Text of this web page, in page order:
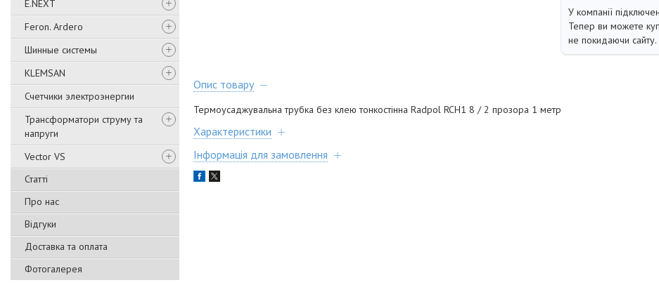
E.NEXT
Feron. Ardero
Шинные системы
KLEMSAN
Счетчики электроэнергии
Трансформатори струму та
напруги
Vector VS
Статті
Про нас
Відгуки
Доставка та оплата
Фотогалерея
У компанії
Тепер ви можете
не покидаючи сайту.
Опис товару
Термоусаджувальна трубка без клею тонкостінна Radpol RCH1 8 / 2 прозора 1 метр
Характеристики
Інформація для замовлення